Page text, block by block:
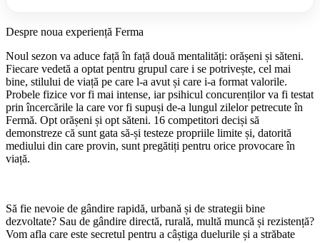
Despre noua experiență Ferma
Noul sezon va aduce față în față două mentalități: orășeni și săteni.
Fiecare vedetă a optat pentru grupul care i se potrivește, cel mai
bine, stilului de viață pe care l-a avut și care i-a format valorile.
Probele fizice vor fi mai intense, iar psihicul concurenților va fi testat
prin încercările la care vor fi supuși de-a lungul zilelor petrecute în
Fermă. Opt orășeni și opt săteni. 16 competitori deciși să
demonstreze că sunt gata să-și testeze propriile limite și, datorită
mediului din care provin, sunt pregătiți pentru orice provocare în
viață.
Să fie nevoie de gândire rapidă, urbană și de strategii bine
dezvoltate? Sau de gândire directă, rurală, multă muncă și rezistență?
Vom afla care este secretul pentru a câștiga duelurile și a străbate